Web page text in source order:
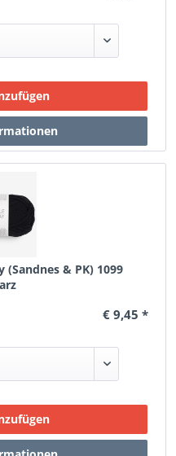
(Sandnes & PK) 1099
€ 9,45 *